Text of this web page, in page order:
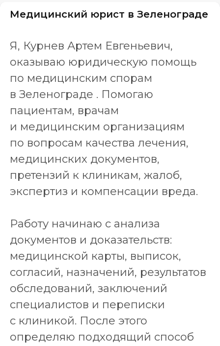
Медицинский юрист в Зеленограде
Я, Курнев Артем Евгеньевич,
оказываю юридическую помощь
по медицинским спорам
в Зеленограде . Помогаю
пациентам, врачам
и медицинским организациям
по вопросам качества лечения,
медицинских документов,
претензий к клиникам, жалоб,
экспертиз и компенсации вреда.
Работу начинаю с анализа
документов и доказательств:
медицинской карты, выписок,
согласий, назначений, результатов
обследований, заключений
специалистов и переписки
с клиникой. После этого
определяю подходящий способ